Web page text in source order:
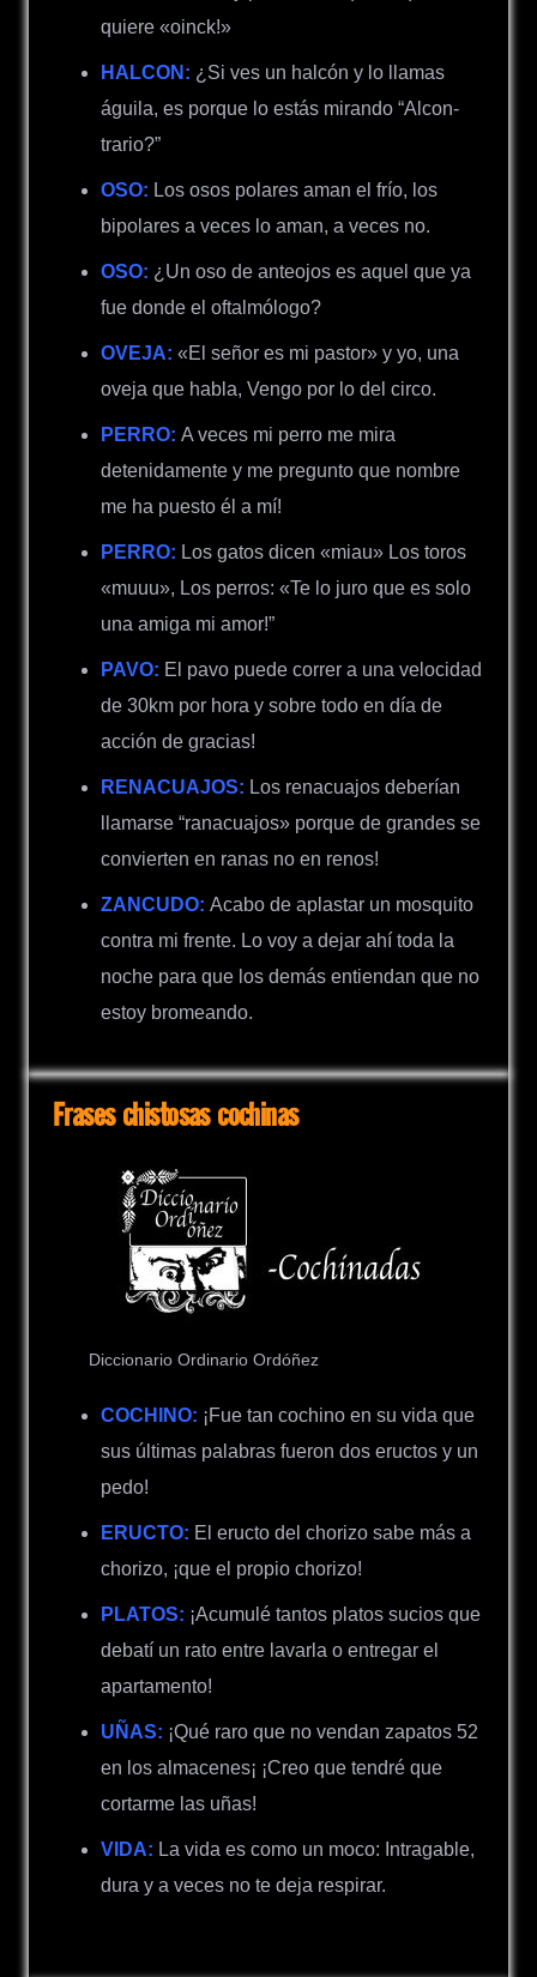
quiere «oinck!»
HALCON: ¿Si ves un halcón y lo llamas
águila, es porque lo estás mirando “Alcon-
trario?”
OSO: Los osos polares aman el frío, los
bipolares a veces lo aman, a veces no.
OSO: ¿Un oso de anteojos es aquel que ya
fue donde el oftalmólogo?
OVEJA: «El señor es mi pastor» y yo, una
oveja que habla, Vengo por lo del circo.
PERRO: A veces mi perro me mira
detenidamente y me pregunto que nombre
me ha puesto él a mí!
PERRO: Los gatos dicen «miau» Los toros
«muuu», Los perros: «Te lo juro que es solo
una amiga mi amor!”
PAVO: El pavo puede correr a una velocidad
de 30km por hora y sobre todo en día de
acción de gracias!
RENACUAJOS: Los renacuajos deberían
llamarse “ranacuajos» porque de grandes se
convierten en ranas no en renos!
ZANCUDO: Acabo de aplastar un mosquito
contra mi frente. Lo voy a dejar ahí toda la
noche para que los demás entiendan que no
estoy bromeando.
Frases chistosas cochinas
Diccionario Ordinario Ordóñez
COCHINO: ¡Fue tan cochino en su vida que
sus últimas palabras fueron dos eructos y un
pedo!
ERUCTO: El eructo del chorizo sabe más a
chorizo, ¡que el propio chorizo!
PLATOS: ¡Acumulé tantos platos sucios que
debatí un rato entre lavarla o entregar el
apartamento!
UÑAS: ¡Qué raro que no vendan zapatos 52
en los almacenes¡ ¡Creo que tendré que
cortarme las uñas!
VIDA: La vida es como un moco: Intragable,
dura y a veces no te deja respirar.